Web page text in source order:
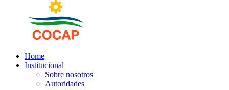
Home
Institucional
Sobre nosotros
Autoridades